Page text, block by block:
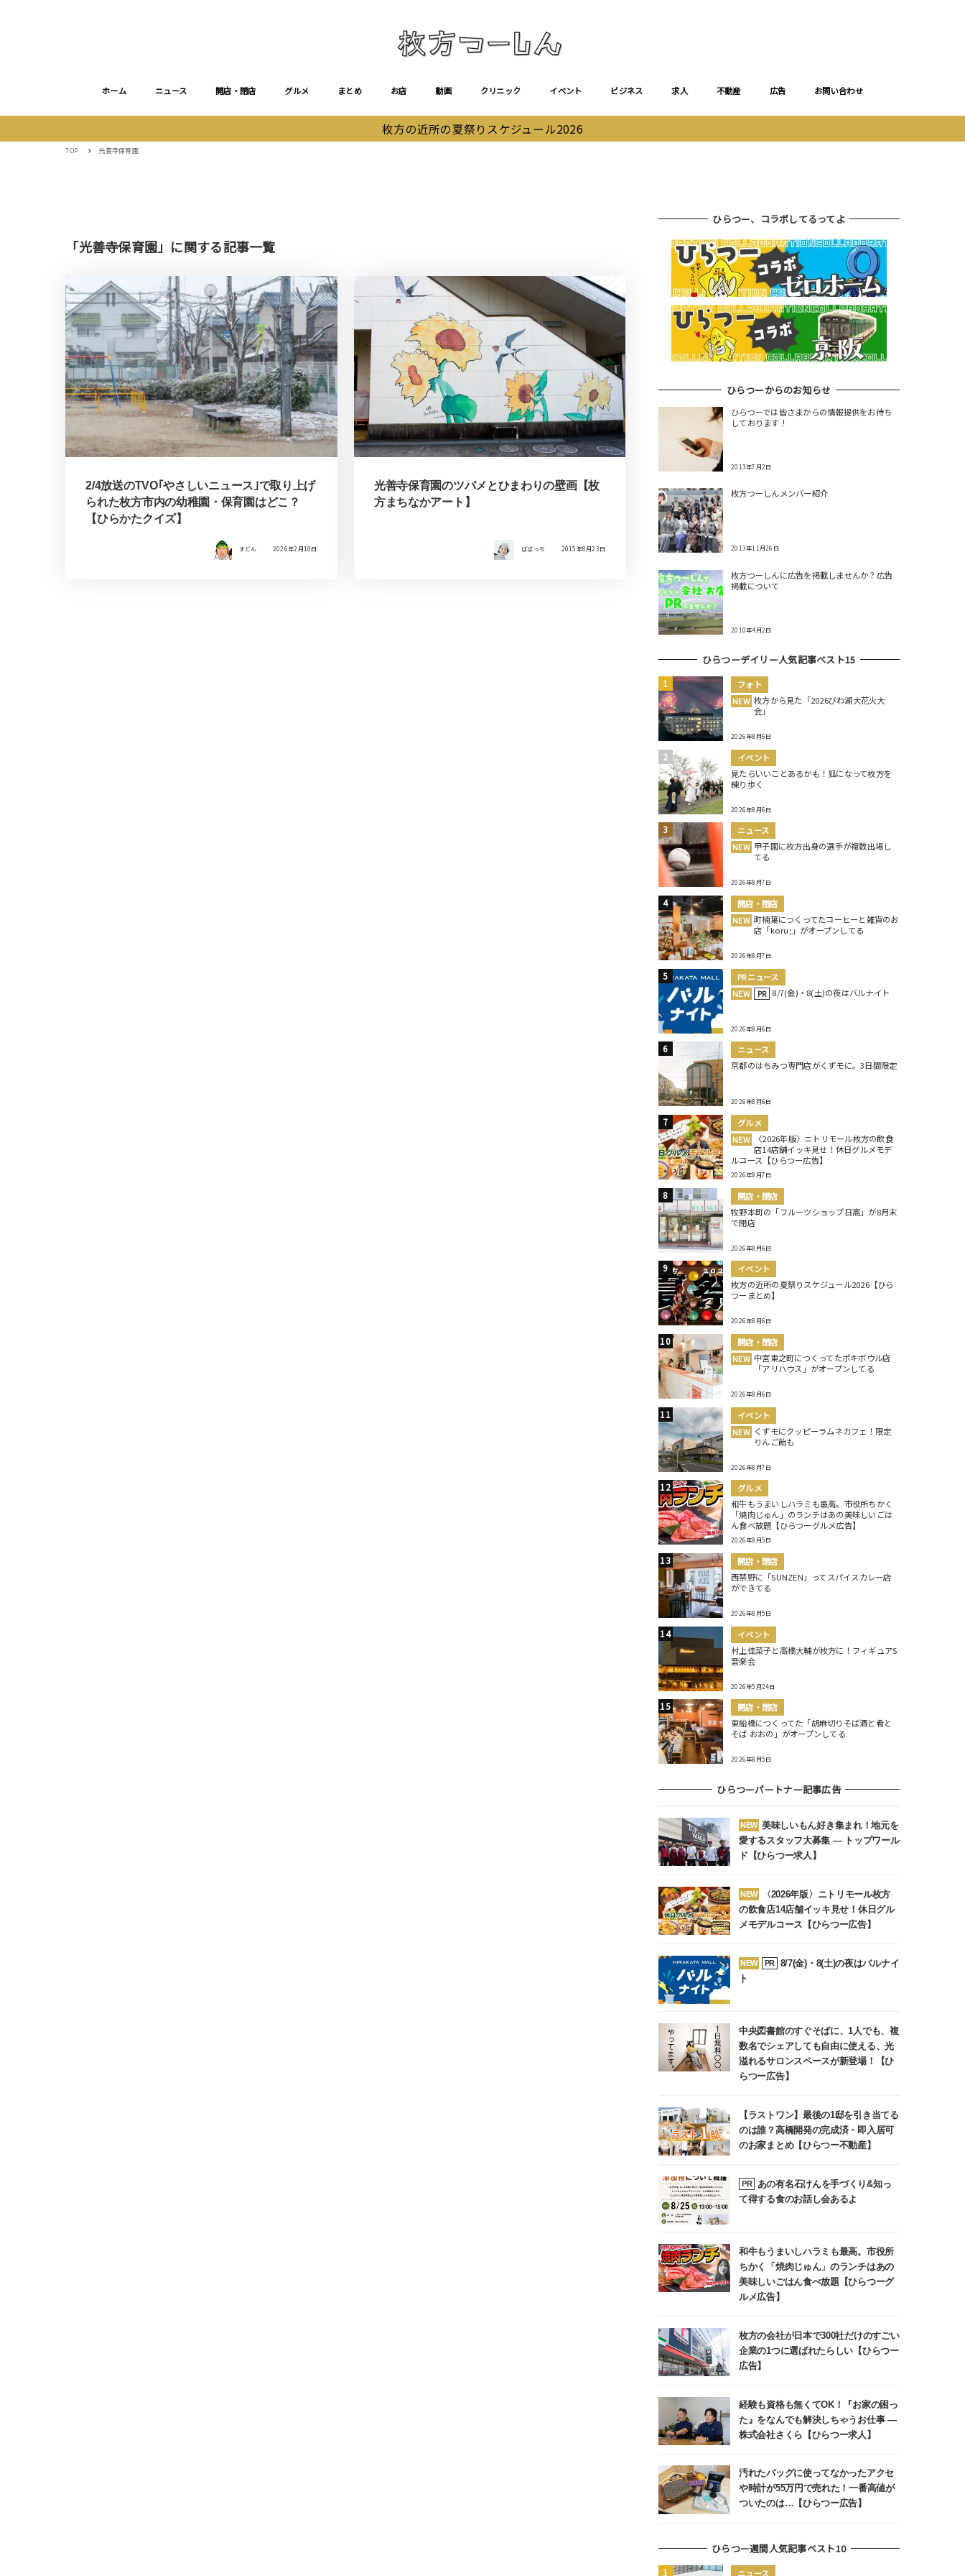
ホーム ニュース 開店・閉店 グルメ まとめ お店 動画 クリニック イベント ビジネス 求人 不動産 広告 お問い合わせ
枚方の近所の夏祭りスケジュール2026
TOP 光善寺保育園
「光善寺保育園」に関する記事一覧
2/4放送のTVO｢やさしいニュース｣で取り上げ
られた枚方市内の幼稚園・保育園はどこ？
【ひらかたクイズ】
すどん 2026年2月10日
光善寺保育園のツバメとひまわりの壁画【枚
方まちなかアート】
ばばっち 2015年8月23日
ひらつー、コラボしてるってよ
ひらつーからのお知らせ
ひらつーでは皆さまからの情報提供をお待ち
しております！
2013年7月2日
枚方つーしんメンバー紹介
2013年11月26日
枚方つーしんに広告を掲載しませんか？広告
掲載について
2010年4月2日
ひらつーデイリー人気記事ベスト15
フォト
NEW 枚方から見た「2026びわ湖大花火大
会」
2026年8月6日
イベント
見たらいいことあるかも！狐になって枚方を
練り歩く
2026年8月6日
ニュース
NEW 甲子園に枚方出身の選手が複数出場し
てる
2026年8月7日
開店・閉店
NEW 町楠葉につくってたコーヒーと雑貨のお
店「koru;」がオープンしてる
2026年8月7日
PRニュース
NEW
PR 8/7(金)・8(土)の夜はバルナイト
2026年8月6日
ニュース
京都のはちみつ専門店がくずモに。3日間限定
2026年8月6日
グルメ
NEW
〈2026年版〉ニトリモール枚方の飲食
店14店舗イッキ見せ！休日グルメモデ
ルコース【ひらつー広告】
2026年8月7日
開店・閉店
牧野本町の「フルーツショップ日高」が8月末
で閉店
2026年8月6日
イベント
枚方の近所の夏祭りスケジュール2026【ひら
つーまとめ】
2026年8月6日
開店・閉店
NEW 中宮東之町につくってたポキボウル店
「アリハウス」がオープンしてる
2026年8月6日
イベント
NEW くずモにクッピーラムネカフェ！限定
りんご飴も
2026年8月7日
グルメ
和牛もうまいしハラミも最高。市役所ちかく
「焼肉じゅん」のランチはあの美味しいごは
ん食べ放題【ひらつーグルメ広告】
2026年8月5日
開店・閉店
西禁野に「SUNZEN」ってスパイスカレー店
ができてる
2026年8月5日
イベント
村上佳菜子と高橋大輔が枚方に！フィギュアS
音楽会
2026年5月24日
開店・閉店
東船橋につくってた「胡麻切りそば酒と肴と
そば おおの」がオープンしてる
2026年8月5日
ひらつーパートナー記事広告
NEW 美味しいもん好き集まれ！地元を
愛するスタッフ大募集 ― トップワール
ド【ひらつー求人】
NEW
〈2026年版〉ニトリモール枚方
の飲食店14店舗イッキ見せ！休日グル
メモデルコース【ひらつー広告】
NEW PR
8/7(金)・8(土)の夜はバルナイ
ト
中央図書館のすぐそばに、1人でも、複
数名でシェアしても自由に使える、光
溢れるサロンスペースが新登場！【ひ
らつー広告】
【ラストワン】最後の1邸を引き当てる
のは誰？高橋開発の完成済・即入居可
のお家まとめ【ひらつー不動産】
PR
あの有名石けんを手づくり&知っ
て得する食のお話し会あるよ
和牛もうまいしハラミも最高。市役所
ちかく「焼肉じゅん」のランチはあの
美味しいごはん食べ放題【ひらつーグ
ルメ広告】
枚方の会社が日本で300社だけのすごい
企業の1つに選ばれたらしい【ひらつー
広告】
経験も資格も無くてOK！『お家の困っ
た』をなんでも解決しちゃうお仕事 ―
株式会社さくら【ひらつー求人】
汚れたバッグに使ってなかったアクセ
や時計が55万円で売れた！一番高値が
ついたのは…【ひらつー広告】
ひらつー週間人気記事ベスト10
ニュース